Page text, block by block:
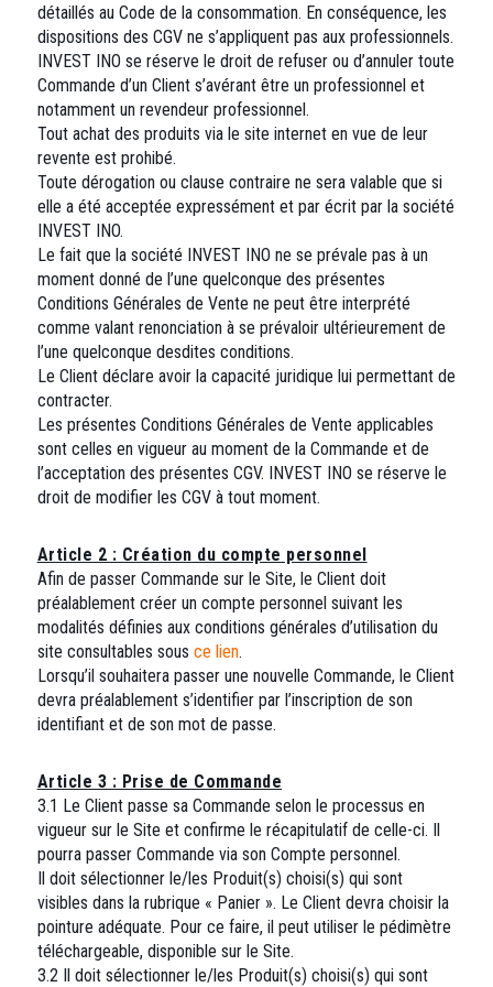
détaillés au Code de la consommation. En conséquence, les
dispositions des CGV ne s’appliquent pas aux professionnels.
INVEST INO se réserve le droit de refuser ou d’annuler toute
Commande d’un Client s’avérant être un professionnel et
notamment un revendeur professionnel.
Tout achat des produits via le site internet en vue de leur
revente est prohibé.
Toute dérogation ou clause contraire ne sera valable que si
elle a été acceptée expressément et par écrit par la société
INVEST INO.
Le fait que la société INVEST INO ne se prévale pas à un
moment donné de l’une quelconque des présentes
Conditions Générales de Vente ne peut être interprété
comme valant renonciation à se prévaloir ultérieurement de
l’une quelconque desdites conditions.
Le Client déclare avoir la capacité juridique lui permettant de
contracter.
Les présentes Conditions Générales de Vente applicables
sont celles en vigueur au moment de la Commande et de
l’acceptation des présentes CGV. INVEST INO se réserve le
droit de modifier les CGV à tout moment.
Article 2 : Création du compte personnel
Afin de passer Commande sur le Site, le Client doit
préalablement créer un compte personnel suivant les
modalités définies aux conditions générales d’utilisation du
site consultables sous ce lien.
Lorsqu’il souhaitera passer une nouvelle Commande, le Client
devra préalablement s’identifier par l’inscription de son
identifiant et de son mot de passe.
Article 3 : Prise de Commande
3.1 Le Client passe sa Commande selon le processus en
vigueur sur le Site et confirme le récapitulatif de celle-ci. Il
pourra passer Commande via son Compte personnel.
Il doit sélectionner le/les Produit(s) choisi(s) qui sont
visibles dans la rubrique « Panier ». Le Client devra choisir la
pointure adéquate. Pour ce faire, il peut utiliser le pédimètre
téléchargeable, disponible sur le Site.
3.2 Il doit sélectionner le/les Produit(s) choisi(s) qui sont